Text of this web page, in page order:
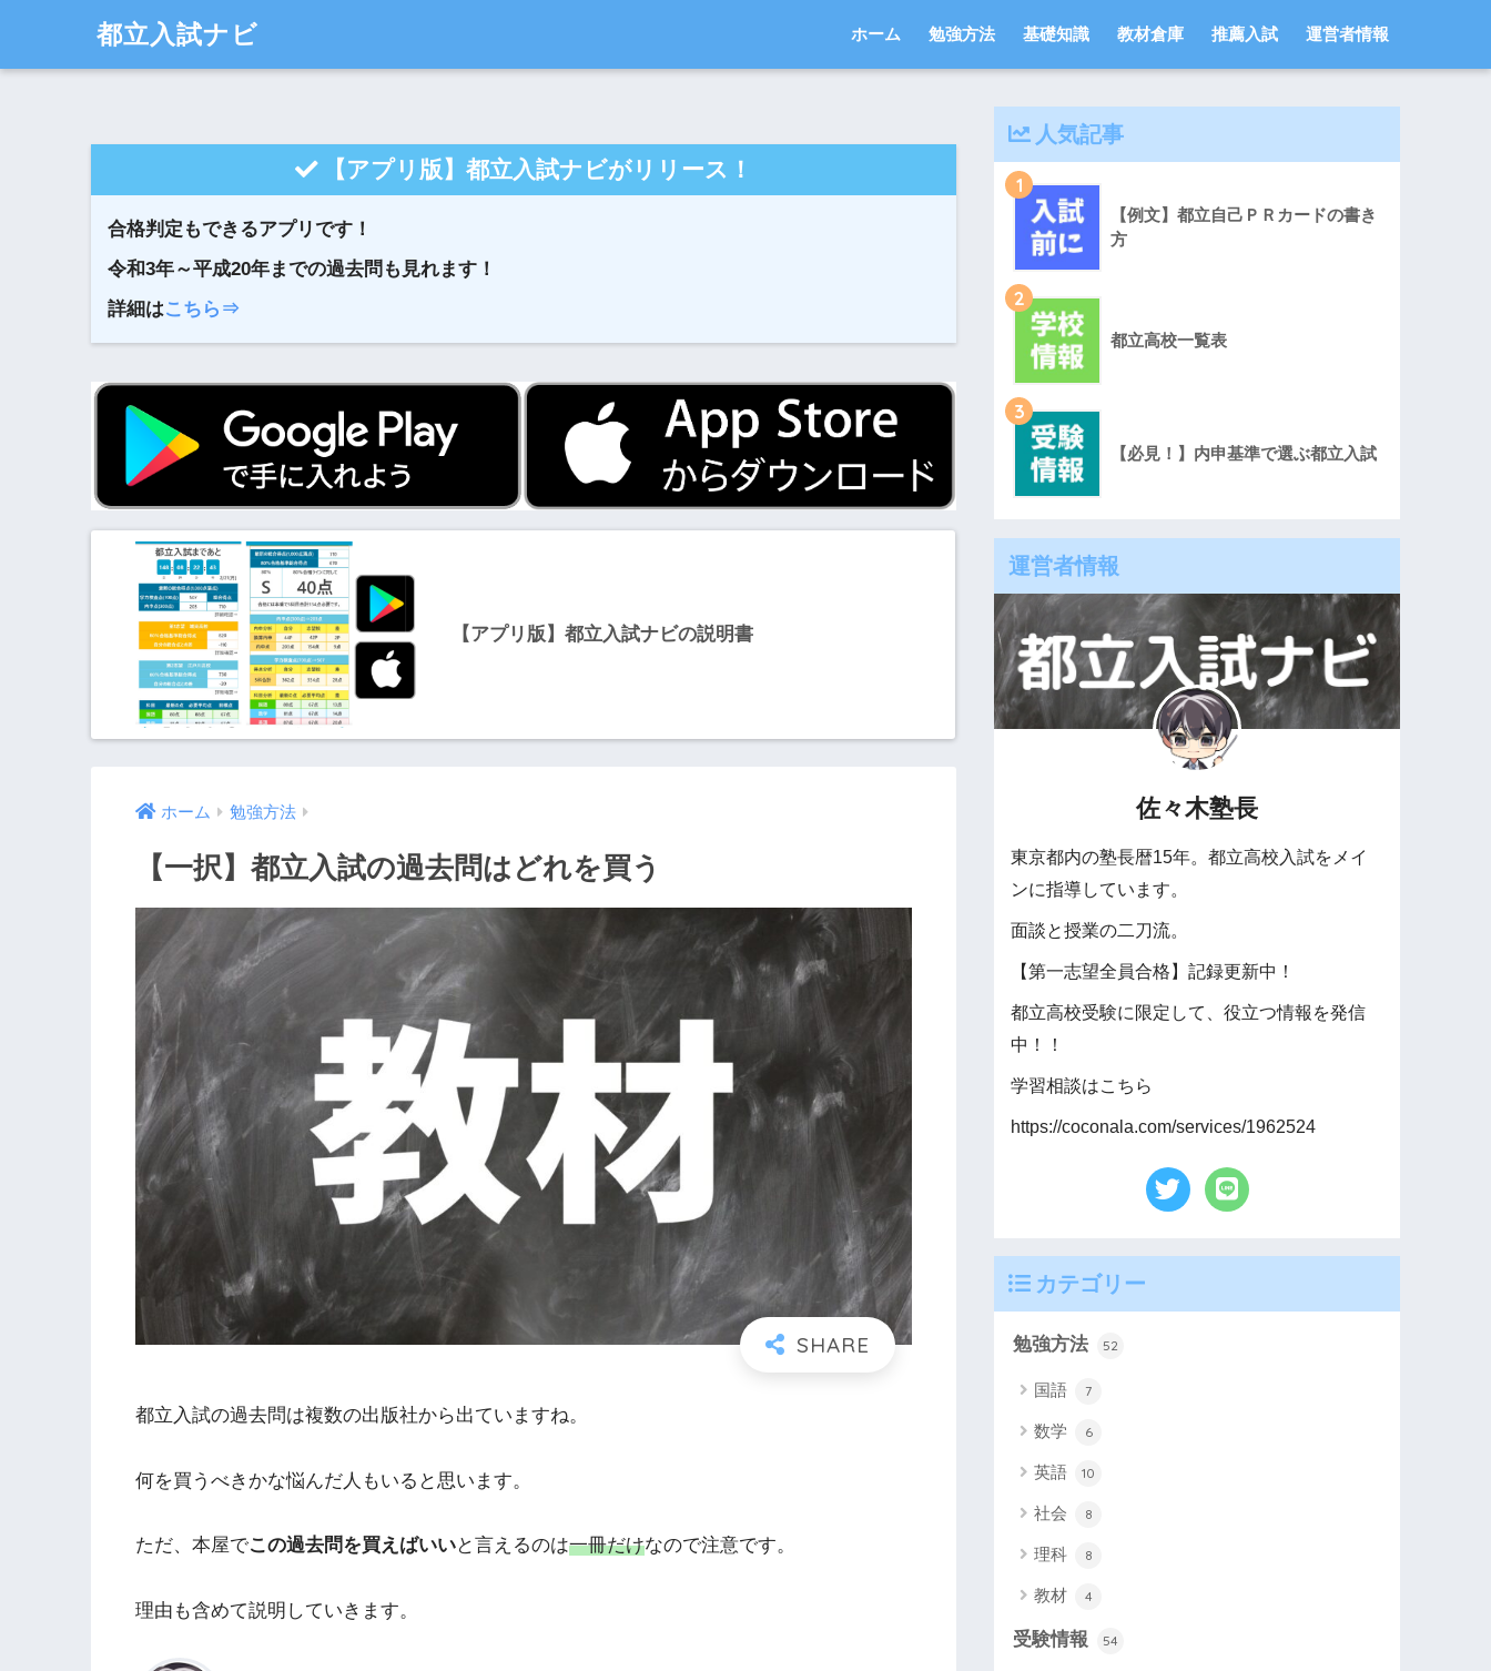
都立入試ナビ ホーム 勉強方法 基礎知識 教材倉庫 推薦入試 運営者情報
【アプリ版】都立入試ナビがリリース！
合格判定もできるアプリです！
令和3年～平成20年までの過去問も見れます！
詳細はこちら⇒
【アプリ版】都立入試ナビの説明書
ホーム 勉強方法
【一択】都立入試の過去問はどれを買う
都立入試の過去問は複数の出版社から出ていますね。
何を買うべきかな悩んだ人もいると思います。
ただ、本屋でこの過去問を買えばいいと言えるのは一冊だけなので注意です。
理由も含めて説明していきます。
人気記事
1
【例文】都立自己ＰＲカードの書き
方
2
都立高校一覧表
3
【必見！】内申基準で選ぶ都立入試
運営者情報
佐々木塾長
東京都内の塾長暦15年。都立高校入試をメイ
ンに指導しています。
面談と授業の二刀流。
【第一志望全員合格】記録更新中！
都立高校受験に限定して、役立つ情報を発信
中！！
学習相談はこちら
https://coconala.com/services/1962524
カテゴリー
勉強方法 52
国語 7
数学 6
英語 10
社会 8
理科 8
教材 4
受験情報 54